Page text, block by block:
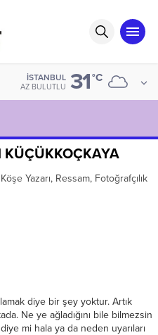
İSTANBUL
AZ BULUTLU 31°C
Yazarı, Ressam, Fotoğrafçılık
diye bir şey yoktur. Artık
Ne ye ağladığını bile bilmezsin
mi hala ya da neden uyarıları